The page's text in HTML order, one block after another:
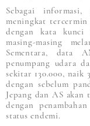
Sebagai
meningkat
dengan kata kunci
masing-masing
Sementara, data
penumpang udara
sekitar 130.000, naik
dengan sebelum
Jepang dan AS
dengan
status endemi.